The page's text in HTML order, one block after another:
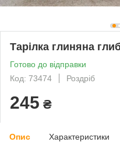
Тарілка глиняна
Готово до відправки
Код: 73474
Роздріб
245 ₴
Опис Характеристики